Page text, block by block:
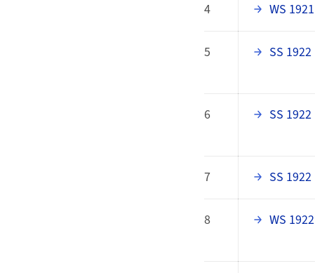
4 WS 1921
5 SS 1922
6 SS 1922
7 SS 1922
8 WS 1922